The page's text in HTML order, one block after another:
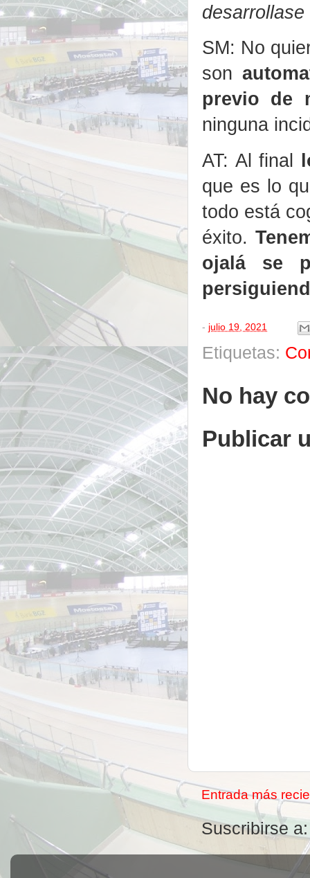
SM: No
son
previo de
ninguna
AT: Al final
que es lo
todo está
éxito.
ojalá se
- julio 19, 2021
Etiquetas:
No hay
Publicar
Entrada más
Suscribirse